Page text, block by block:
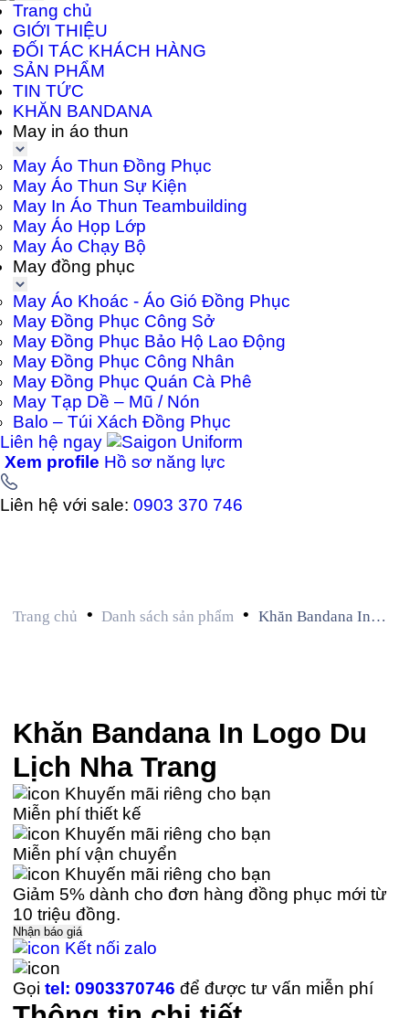
Trang chủ
GIỚI THIỆU
ĐỐI TÁC KHÁCH HÀNG
SẢN PHẨM
TIN TỨC
KHĂN BANDANA
May in áo thun
May Áo Thun Đồng Phục
May Áo Thun Sự Kiện
May In Áo Thun Teambuilding
May Áo Họp Lớp
May Áo Chạy Bộ
May đồng phục
May Áo Khoác - Áo Gió Đồng Phục
May Đồng Phục Công Sở
May Đồng Phục Bảo Hộ Lao Động
May Đồng Phục Công Nhân
May Đồng Phục Quán Cà Phê
May Tạp Dề – Mũ / Nón
Balo – Túi Xách Đồng Phục
Liên hệ ngay
Xem profile Hồ sơ năng lực
Liên hệ với sale: 0903 370 746
Trang chủ • Danh sách sản phẩm • Khăn Bandana In
Khăn Bandana In Logo Du
Lịch Nha Trang
Khuyến mãi riêng cho bạn
Miễn phí thiết kế
Khuyến mãi riêng cho bạn
Miễn phí vận chuyển
Khuyến mãi riêng cho bạn
Giảm 5% dành cho đơn hàng đồng phục mới từ
10 triệu đồng.
Nhận báo giá
Kết nối zalo
Gọitel: 0903370746 để được tư vấn miễn phí